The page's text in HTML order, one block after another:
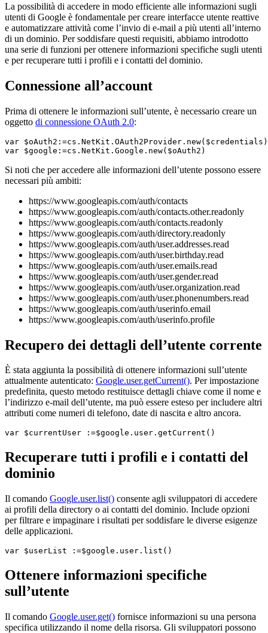
La possibilità di accedere in modo efficiente alle informazioni sugli
utenti di Google è fondamentale per creare interfacce utente reattive
e automatizzare attività come l’invio di e-mail a più utenti all’interno
di un dominio. Per soddisfare questi requisiti, abbiamo introdotto
una serie di funzioni per ottenere informazioni specifiche sugli utenti
e per recuperare tutti i profili e i contatti del dominio.
Connessione all’account
Prima di ottenere le informazioni sull’utente, è necessario creare un
oggetto di connessione OAuth 2.0:
var $oAuth2 :=cs .NetKit .OAuth2Provider .new( $credentials )
Si noti che per accedere alle informazioni dell’utente possono essere
necessari più ambiti:
https://www.googleapis.com/auth/contacts
https://www.googleapis.com/auth/contacts.other.readonly
https://www.googleapis.com/auth/contacts.readonly
https://www.googleapis.com/auth/directory.readonly
https://www.googleapis.com/auth/user.addresses.read
https://www.googleapis.com/auth/user.birthday.read
https://www.googleapis.com/auth/user.emails.read
https://www.googleapis.com/auth/user.gender.read
https://www.googleapis.com/auth/user.organization.read
https://www.googleapis.com/auth/user.phonenumbers.read
https://www.googleapis.com/auth/userinfo.email
https://www.googleapis.com/auth/userinfo.profile
Recupero dei dettagli dell’utente corrente
È stata aggiunta la possibilità di ottenere informazioni sull’utente
attualmente autenticato: Google.user.getCurrent(). Per impostazione
predefinita, questo metodo restituisce dettagli chiave come il nome e
l’indirizzo e-mail dell’utente, ma può essere esteso per includere altri
attributi come numeri di telefono, date di nascita e altro ancora.
var $currentUser :=$google.user.getCurrent()
Recuperare tutti i profili e i contatti del
dominio
Il comando Google.user.list() consente agli sviluppatori di accedere
ai profili della directory o ai contatti del dominio. Include opzioni
per filtrare e impaginare i risultati per soddisfare le diverse esigenze
delle applicazioni.
var $userList :=$google.user.list()
Ottenere informazioni specifiche
sull’utente
Il comando Google.user.get() fornisce informazioni su una persona
specifica utilizzando il nome della risorsa. Gli sviluppatori possono